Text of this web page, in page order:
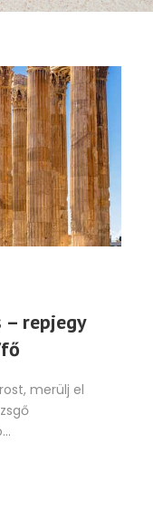
repjegy
merülj el